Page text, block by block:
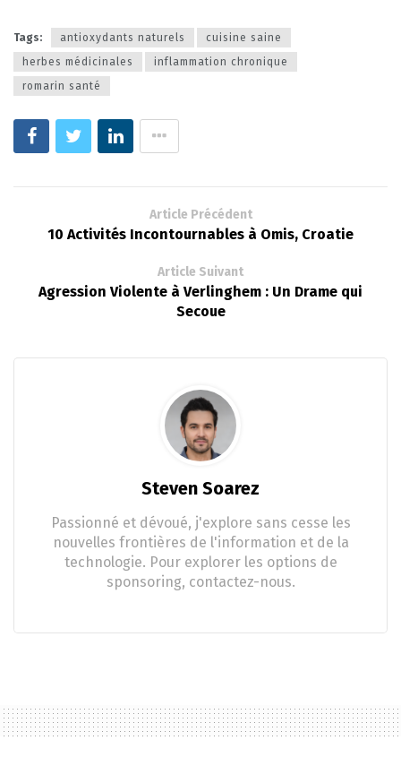
Tags: antioxydants naturels
cuisine saine
herbes médicinales
inflammation chronique
romarin santé
Article Précédent
10 Activités Incontournables à Omis, Croatie
Article Suivant
Agression Violente à Verlinghem : Un Drame qui
Secoue
Steven Soarez
Passionné et dévoué, j'explore sans cesse les
nouvelles frontières de l'information et de la
technologie. Pour explorer les options de
sponsoring, contactez-nous.